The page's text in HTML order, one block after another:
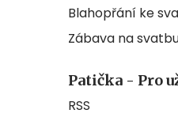
Blahopřání ke
Zábava na
Patička - Pro
RSS